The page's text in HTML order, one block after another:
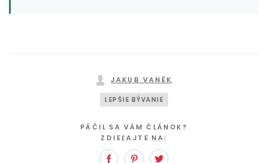
JAKUB VANĚK
LEPŠIE BÝVANIE
PÁČIL SA VÁM ČLÁNOK?
ZDIEĽAJTE NA:
FacebookPinterest